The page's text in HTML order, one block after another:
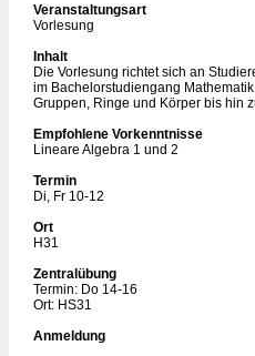
Veranstaltungsart
Vorlesung
Inhalt
Die Vorlesung richtet sich an
im Bachelorstudiengang
Gruppen, Ringe und Körper bis hin
Empfohlene Vorkenntnisse
Lineare Algebra 1 und 2
Termin
Di, Fr 10-12
Ort
H31
Zentralübung
Termin: Do 14-16
Ort: HS31
Anmeldung